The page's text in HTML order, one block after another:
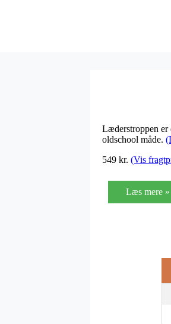
Læderstroppen er
oldschool måde.
549 kr. (Vis
Læs mere »